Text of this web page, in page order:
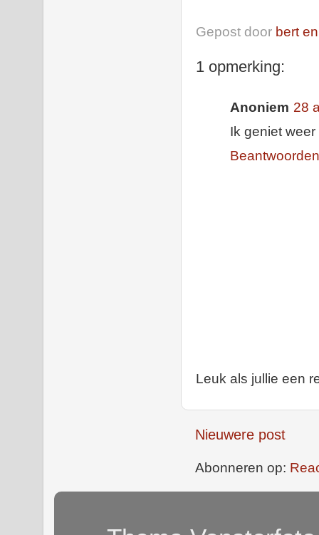
Gepost door bert
1 opmerking:
Anoniem 28
Ik geniet
Beantwoorden
Leuk als jullie een
Nieuwere post
Abonneren op: